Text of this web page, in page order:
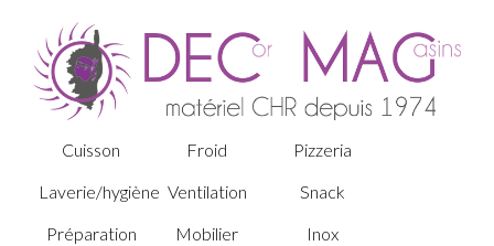
Cuisson Froid
Pizzeria
Laverie/hygiène Ventilation
Snack
Préparation
Mobilier
Inox